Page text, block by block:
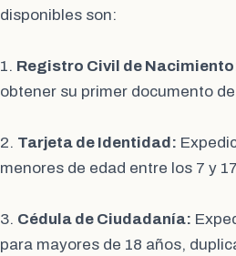
disponibles son:
1. Registro Civil de
obtener su primer documento
2. Tarjeta de Identidad:
menores de edad entre los 7 y
3. Cédula de Ciudadanía:
para mayores de 18 años,